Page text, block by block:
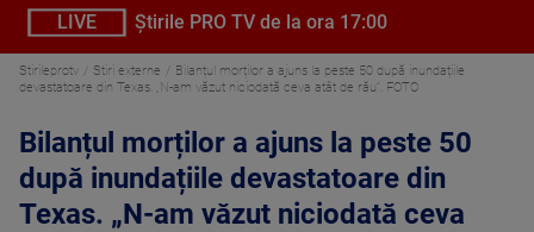
LIVE Știrile PRO TV de la ora 17:00
Stirileprotv Stiri externe
Bilanțul morților a ajuns la peste 50 după inundațiile
devastatoare din Texas. „N-am văzut niciodată ceva atât de rău”. FOTO
Bilanțul morților a ajuns la peste 50
după inundațiile devastatoare din
Texas. „N-am văzut niciodată ceva